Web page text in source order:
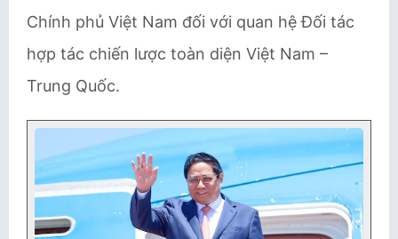
Chính phủ Việt Nam đối với quan hệ Đối tác
hợp tác chiến lược toàn diện Việt Nam –
Trung Quốc.